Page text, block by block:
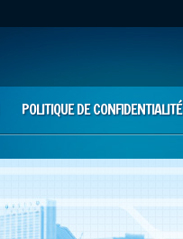
POLITIQUE DE CONFIDENTIALITÉ